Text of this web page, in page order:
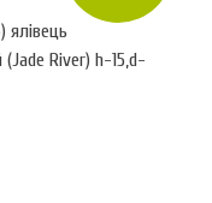
ялівець
(Jade River) h-15,d-